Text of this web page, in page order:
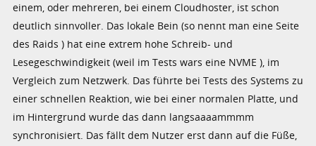
einem, oder mehreren, bei einem Cloudhoster, ist schon
deutlich sinnvoller. Das lokale Bein (so nennt man eine Seite
des Raids ) hat eine extrem hohe Schreib- und
Lesegeschwindigkeit (weil im Tests wars eine NVME ), im
Vergleich zum Netzwerk. Das führte bei Tests des Systems zu
einer schnellen Reaktion, wie bei einer normalen Platte, und
im Hintergrund wurde das dann langsaaaammmm
synchronisiert. Das fällt dem Nutzer erst dann auf die Füße,